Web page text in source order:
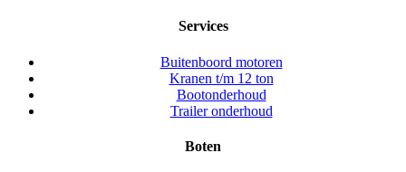
Services
Buitenboord motoren
Kranen t/m 12 ton
Bootonderhoud
Trailer onderhoud
Boten